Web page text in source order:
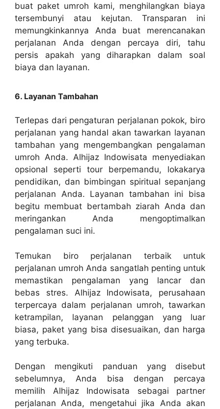
buat paket umroh kami, menghilangkan biaya
tersembunyi atau kejutan. Transparan ini
memungkinkannya Anda buat merencanakan
perjalanan Anda dengan percaya diri, tahu
persis apakah yang diharapkan dalam soal
biaya dan layanan.
6. Layanan Tambahan
Terlepas dari pengaturan perjalanan pokok, biro
perjalanan yang handal akan tawarkan layanan
tambahan yang mengembangkan pengalaman
umroh Anda. Alhijaz Indowisata menyediakan
opsional seperti tour berpemandu, lokakarya
pendidikan, dan bimbingan spiritual sepanjang
perjalanan Anda. Layanan tambahan ini bisa
begitu membuat bertambah ziarah Anda dan
meringankan Anda mengoptimalkan
pengalaman suci ini.
Temukan biro perjalanan terbaik untuk
perjalanan umroh Anda sangatlah penting untuk
memastikan pengalaman yang lancar dan
bebas stres. Alhijaz Indowisata, perusahaan
terpercaya dalam perjalanan umroh, tawarkan
ketrampilan, layanan pelanggan yang luar
biasa, paket yang bisa disesuaikan, dan harga
yang terbuka.
Dengan mengikuti panduan yang disebut
sebelumnya, Anda bisa dengan percaya
memilih Alhijaz Indowisata sebagai partner
perjalanan Anda, mengetahui jika Anda akan